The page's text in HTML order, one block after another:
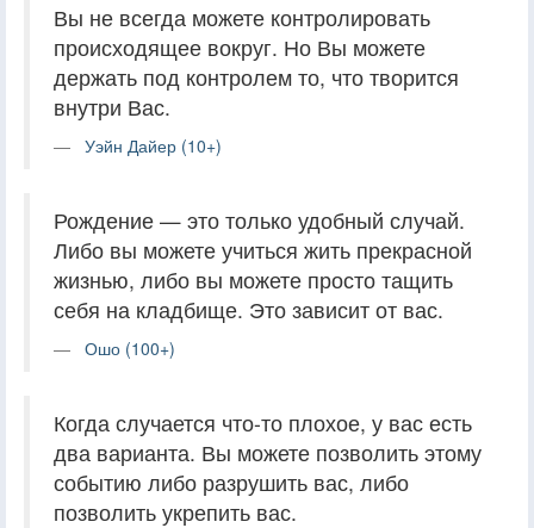
Вы не всегда можете контролировать
происходящее вокруг. Но Вы можете
держать под контролем то, что творится
внутри Вас.
Уэйн Дайер (10+)
Рождение — это только удобный случай.
Либо вы можете учиться жить прекрасной
жизнью, либо вы можете просто тащить
себя на кладбище. Это зависит от вас.
Ошо (100+)
Когда случается что-то плохое, у вас есть
два варианта. Вы можете позволить этому
событию либо разрушить вас, либо
позволить укрепить вас.